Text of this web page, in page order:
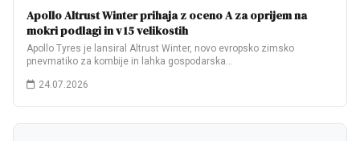
Apollo Altrust Winter prihaja z oceno A za oprijem na
mokri podlagi in v 15 velikostih
Apollo Tyres je lansiral Altrust Winter, novo evropsko zimsko
pnevmatiko za kombije in lahka gospodarska…
24.07.2026